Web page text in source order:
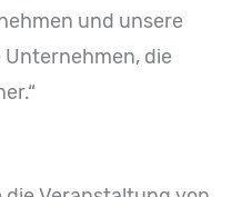
und unsere
die